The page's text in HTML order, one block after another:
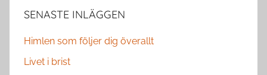
SENASTE INLÄGGEN
Himlen som följer dig överallt
Livet i brist